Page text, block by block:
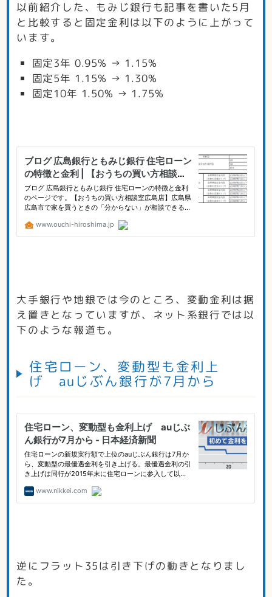
以前紹介した、もみじ銀行も記事を書いた5月
と比較すると固定金利は以下のように上がって
います。
固定3年 0.95% → 1.15%
固定5年 1 .15% → 1.30%
固定10年 1.50% → 1.75%
大手銀行や地銀では今のところ、変動金利は据
え置きとなっていますが、ネット系銀行では以
下のような報道も。
住宅ローン、変動型も金利上
げ auじぶん銀行が7月から
逆にフラット35は引き下げの動きとなりまし
た。